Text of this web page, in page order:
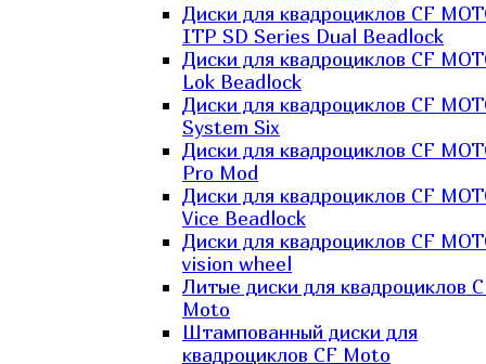
Диски для квадроциклов CF
ITP SD Series Dual Beadlock
Диски для квадроциклов CF
Lok Beadlock
Диски для квадроциклов CF
System Six
Диски для квадроциклов CF
Pro Mod
Диски для квадроциклов CF
Vice Beadlock
Диски для квадроциклов CF
vision wheel
Литые диски для квадроциклов
Moto
Штампованный диски для
квадроциклов CF Moto